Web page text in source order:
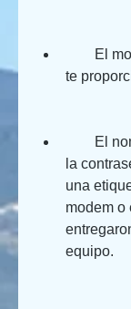
te
la
una
modem o
equipo.